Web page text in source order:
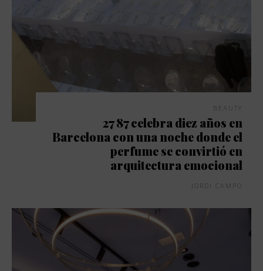
BEAUTY
27 87 celebra diez años en
Barcelona con una noche donde el
perfume se convirtió en
arquitectura emocional
JORDI CAMPO